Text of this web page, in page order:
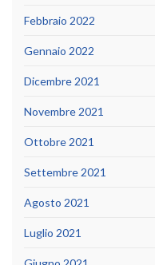
Febbraio 2022
Gennaio 2022
Dicembre 2021
Novembre 2021
Ottobre 2021
Settembre 2021
Agosto 2021
Luglio 2021